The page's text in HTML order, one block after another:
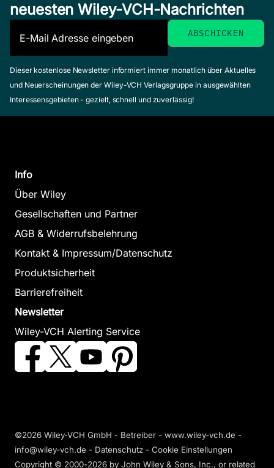
neuesten Wiley-VCH-Nachrichten
Dieser kostenlose Newsletter informiert immer monatlich über Aktuelles
und Neuerscheinungen der Wiley-VCH Verlagsgruppe in ausgewählten
Interessensgebieten - gezielt, schnell und zuverlässig!
Info
Über Wiley
Gesellschaften und Partner
AGB & Widerrufsbelehrung
Kontakt & Impressum/Datenschutz
Produktsicherheit
Barrierefreiheit
Newsletter
Wiley-VCH Alerting Service
©2026 Wiley-VCH GmbH - Betreiber - www.wiley-vch.de -
info@wiley-vch.de - Datenschutz - Cookie Einstellungen
Copyright © 2000-2026 by John Wiley & Sons, Inc., or related